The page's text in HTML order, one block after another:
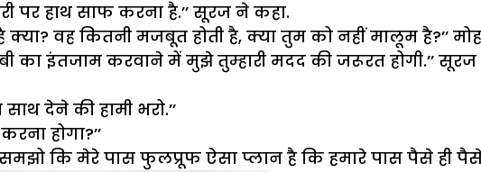
पर हाथ साफ करना है.’’ सूरज ने कहा.
वह कितनी मजबूत होती है, क्या तुम को नहीं मालूम है?’’
का इंतजाम करवाने में मुझे तुम्हारी मदद की जरूरत होगी.’’ सूरज
देने की हामी भरो.’’
होगा?’’
कि मेरे पास फुलप्रूफ ऐसा प्लान है कि हमारे पास पैसे ही पैसे